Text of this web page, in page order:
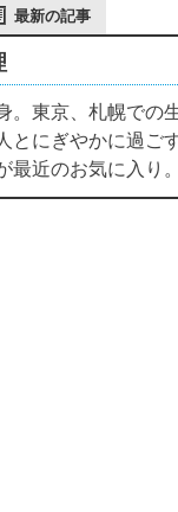
最新の記事
。東京、札幌での
とにぎやかに過ご
最近のお気に入り。